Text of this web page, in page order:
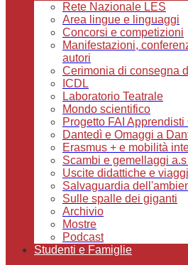
Rete Nazionale LES
Area lingue e linguaggi
Concorsi e competizioni
Manifestazioni,
autori
Cerimonia di consegna
ICDL
Laboratorio Teatrale
Mondo scientifico
Progetto FAI
Dantedì e Omaggi a
Erasmus + e mobilità
Scambi e gemellaggi
Uscite didattiche e viaggi
Salvaguardia
Sulle spalle dei giganti
Archivio
Mostre
Podcast
Studenti e Famiglie